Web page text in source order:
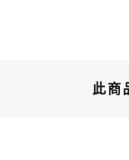
此商